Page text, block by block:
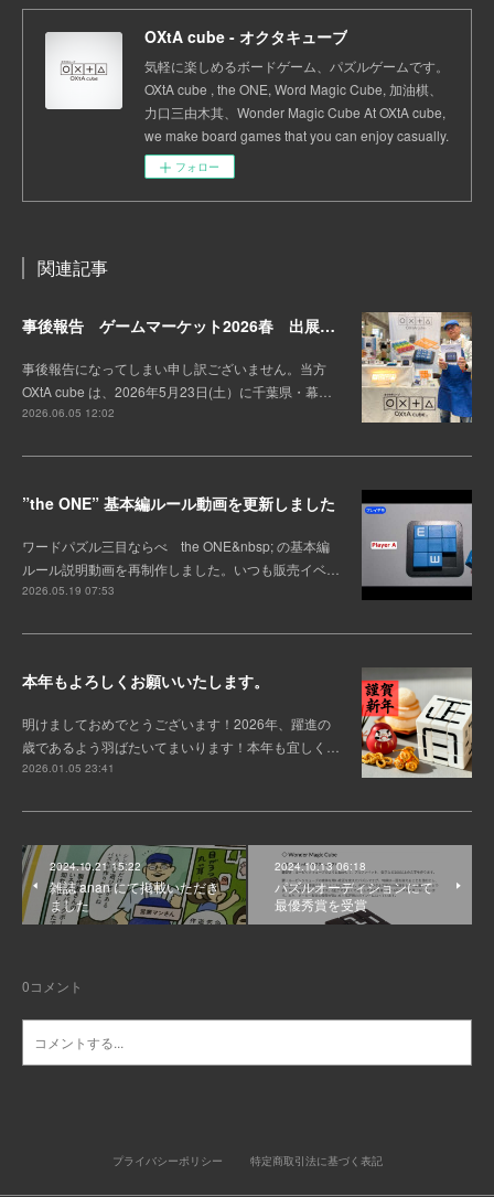
OXtA cube - オクタキューブ
気軽に楽しめるボードゲーム、パズルゲームです。
OXtA cube , the ONE, Word Magic Cube, 加油棋、
力口三由木其、Wonder Magic Cube At OXtA cube,
we make board games that you can enjoy casually.
フォロー
関連記事
事後報告 ゲームマーケット2026春 出展しました。
事後報告になってしまい申し訳ございません。当方
OXtA cube は、2026年5月23日(土）に千葉県・幕…
2026.06.05 12:02
”the ONE” 基本編ルール動画を更新しました
ワードパズル三目ならべ the ONE&nbsp; の基本編
ルール説明動画を再制作しました。いつも販売イベ…
2026.05.19 07:53
本年もよろしくお願いいたします。
明けましておめでとうございます！2026年、躍進の
歳であるよう羽ばたいてまいります！本年も宜しく…
2026.01.05 23:41
2024.10.21 15:22
雑誌 anan にて掲載いただき
ました
2024.10.13 06:18
パズルオーディションにて
最優秀賞を受賞
0コメント
プライバシーポリシー 特定商取引法に基づく表記